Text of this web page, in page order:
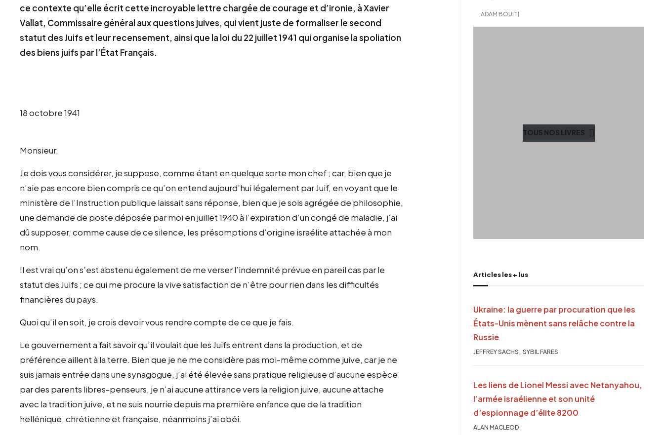
ce contexte qu’elle écrit cette incroyable lettre chargée de courage et d’ironie, à Xavier
Vallat, Commissaire général aux questions juives, qui vient juste de formaliser le second
statut des Juifs et leur recensement, ainsi que la loi du 22 juillet 1941 qui organise la spoliation
des biens juifs par l’État Français.
18 octobre 1941
Monsieur,
Je dois vous considérer, je suppose, comme étant en quelque sorte mon chef ; car, bien que je
n’aie pas encore bien compris ce qu’on entend aujourd’hui légalement par Juif, en voyant que le
ministère de l’Instruction publique laissait sans réponse, bien que je sois agrégée de philosophie,
une demande de poste déposée par moi en juillet 1940 à l’expiration d’un congé de maladie, j’ai
dû supposer, comme cause de ce silence, les présomptions d’origine israélite attachée à mon
nom.
Il est vrai qu’on s’est abstenu également de me verser l’indemnité prévue en pareil cas par le
statut des Juifs ; ce qui me procure la vive satisfaction de n’être pour rien dans les difficultés
financières du pays.
Quoi qu’il en soit, je crois devoir vous rendre compte de ce que je fais.
Le gouvernement a fait savoir qu’il voulait que les Juifs entrent dans la production, et de
préférence aillent à la terre. Bien que je ne me considère pas moi-même comme juive, car je ne
suis jamais entrée dans une synagogue, j’ai été élevée sans pratique religieuse d’aucune espèce
par des parents libres-penseurs, je n’ai aucune attirance vers la religion juive, aucune attache
avec la tradition juive, et ne suis nourrie depuis ma première enfance que de la tradition
hellénique, chrétienne et française, néanmoins j’ai obéi.
ADAM BOUITI
TOUS NOS LIVRES
Articles les + lus
Ukraine: la guerre par procuration que les
États-Unis mènent sans relâche contre la
Russie
JEFFREY SACHS , SYBIL FARES
Les liens de Lionel Messi avec Netanyahou,
l’armée israélienne et son unité
d’espionnage d’élite 8200
ALAN MACLEOD